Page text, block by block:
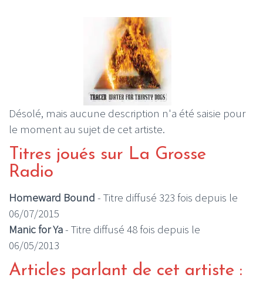
Désolé, mais aucune description n'a été saisie pour
le moment au sujet de cet artiste.
Titres joués sur La Grosse
Radio
Homeward Bound - Titre diffusé 323 fois depuis le
06/07/2015
Manic for Ya- Titre diffusé 48 fois depuis le
06/05/2013
Articles parlant de cet artiste :